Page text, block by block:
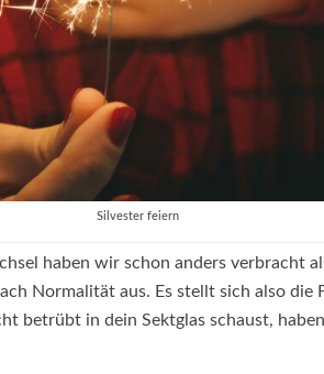
Silvester feiern
haben wir schon anders verbracht
Normalität aus. Es stellt sich also die
betrübt in dein Sektglas schaust,